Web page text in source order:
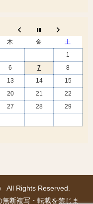
木 金
土
1
6 7
8
13 14
15
20 21
22
27 28
29
All Rights Reserved.
無断複写・転載を禁じま